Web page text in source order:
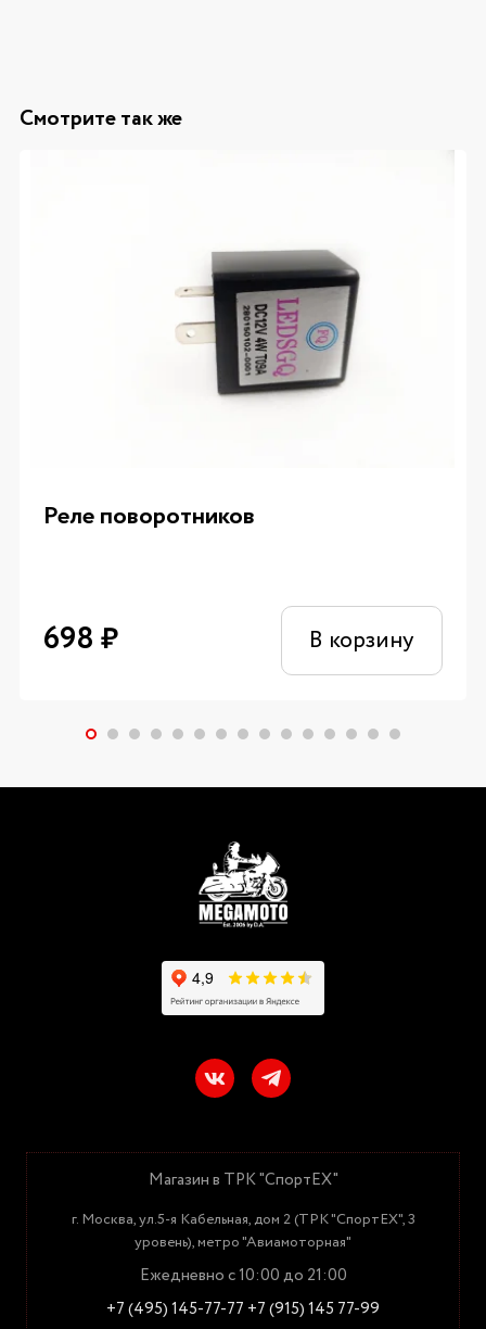
Смотрите так же
Реле поворотников
698 ₽ В корзину
Магазин в ТРК "СпортЕХ"
г. Москва, ул.5-я Кабельная, дом 2 (ТРК "СпортЕХ", 3
уровень), метро "Авиамоторная"
Ежедневно с 10:00 до 21:00
+7 (495) 145-77-77 +7 (915) 145 77-99